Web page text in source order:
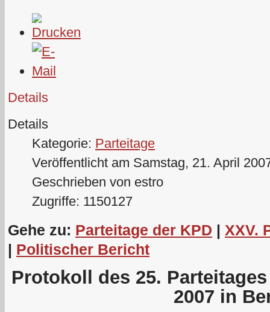
Details
Details
Kategorie: Parteitage
Veröffentlicht am Samstag, 21. April
Geschrieben von estro
Zugriffe: 1150127
Gehe zu: Parteitage der KPD | XXV.
| Politischer Bericht
Protokoll des 25.
2007 in